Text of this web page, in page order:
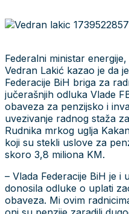
Federalni ministar
Vedran Lakić kazao je da
Federacije BiH briga za
jučerašnjih odluka Vlade
obaveza za penzijsko i
uvezivanje radnog staža
Rudnika mrkog uglja
koji su stekli uslove za
skoro 3,8 miliona KM.
– Vlada Federacije BiH je
donosila odluke o uplati
obaveza. Mi ovim